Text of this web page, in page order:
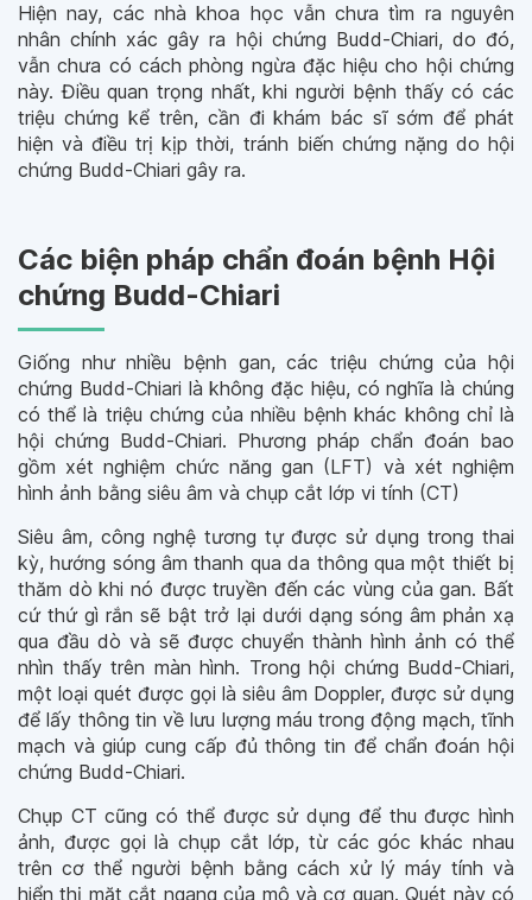
Hiện nay, các nhà khoa học vẫn chưa tìm ra nguyên
nhân chính xác gây ra hội chứng Budd-Chiari, do đó,
vẫn chưa có cách phòng ngừa đặc hiệu cho hội chứng
này. Điều quan trọng nhất, khi người bệnh thấy có các
triệu chứng kể trên, cần đi khám bác sĩ sớm để phát
hiện và điều trị kịp thời, tránh biến chứng nặng do hội
chứng Budd-Chiari gây ra.
Các biện pháp chẩn đoán bệnh Hội
chứng Budd-Chiari
Giống như nhiều bệnh gan, các triệu chứng của hội
chứng Budd-Chiari là không đặc hiệu, có nghĩa là chúng
có thể là triệu chứng của nhiều bệnh khác không chỉ là
hội chứng Budd-Chiari. Phương pháp chẩn đoán bao
gồm xét nghiệm chức năng gan (LFT) và xét nghiệm
hình ảnh bằng siêu âm và chụp cắt lớp vi tính (CT)
Siêu âm, công nghệ tương tự được sử dụng trong thai
kỳ, hướng sóng âm thanh qua da thông qua một thiết bị
thăm dò khi nó được truyền đến các vùng của gan. Bất
cứ thứ gì rắn sẽ bật trở lại dưới dạng sóng âm phản xạ
qua đầu dò và sẽ được chuyển thành hình ảnh có thể
nhìn thấy trên màn hình. Trong hội chứng Budd-Chiari,
một loại quét được gọi là siêu âm Doppler, được sử dụng
để lấy thông tin về lưu lượng máu trong động mạch, tĩnh
mạch và giúp cung cấp đủ thông tin để chẩn đoán hội
chứng Budd-Chiari.
Chụp CT cũng có thể được sử dụng để thu được hình
ảnh, được gọi là chụp cắt lớp, từ các góc khác nhau
trên cơ thể người bệnh bằng cách xử lý máy tính và
hiển thị mặt cắt ngang của mô và cơ quan. Quét này có